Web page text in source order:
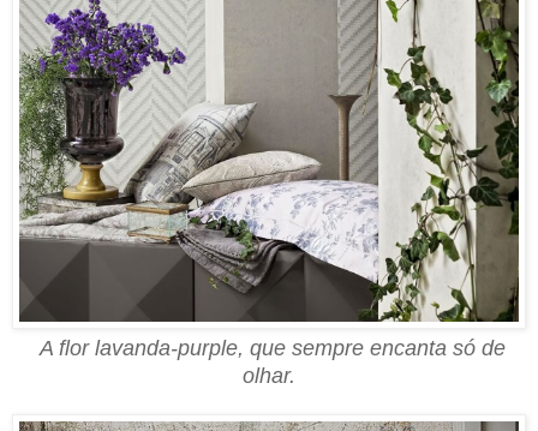
A flor lavanda-purple, que sempre encanta só de
olhar.